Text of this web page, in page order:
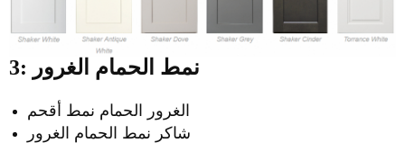
3: نمط الحمام الغرور
الغرور الحمام نمط أقحم
شاكر نمط الحمام الغرور